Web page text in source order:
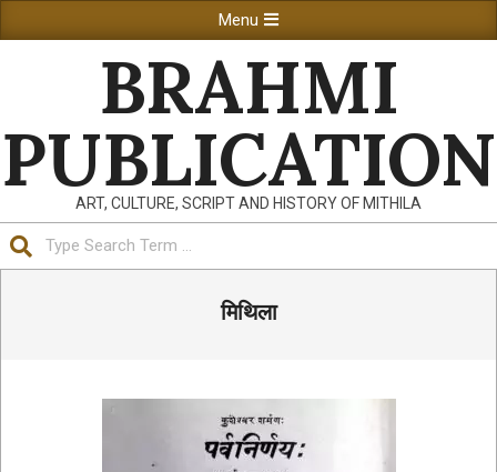
to
Navigation
Menu
BRAHMI
PUBLICATION
ART, CULTURE, SCRIPT AND HISTORY OF MITHILA
मिथिला